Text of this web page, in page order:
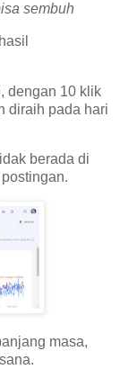
sembuh
dengan 10 klik
diraih pada hari
berada di
masa,